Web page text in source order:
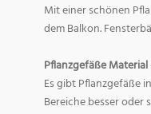
Mit einer schönen
dem Balkon.
Pflanzgefäße
Es gibt Pflanzgefäße
Bereiche besser